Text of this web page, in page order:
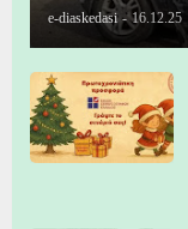
e-diaskedasi - 16.12.25